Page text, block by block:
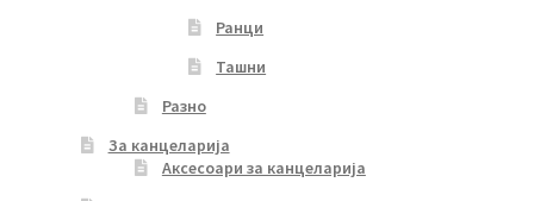
Ранци
Ташни
Разно
За канцеларија
Аксесоари за канцеларија